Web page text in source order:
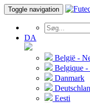
Toggle navigation
DA
België -
Belgique -
Danmark
Eesti